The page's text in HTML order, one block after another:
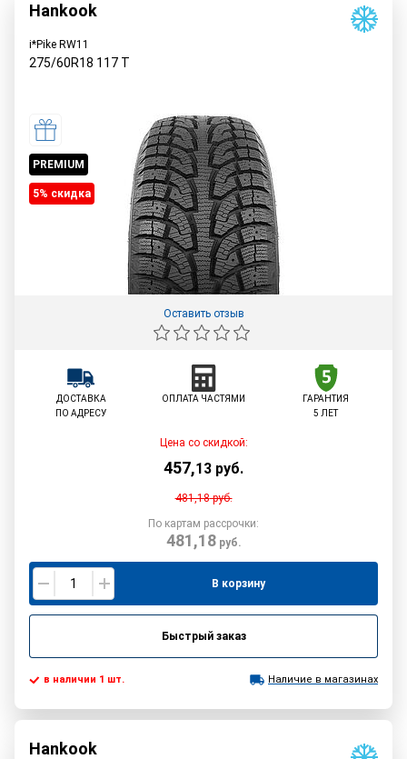
Hankook
i*Pike RW11
275/60R18 117 T
PREMIUM
5% cкидка
Оставить отзыв
ДОСТАВКА
ПО АДРЕСУ
ОПЛАТА ЧАСТЯМИ
ГАРАНТИЯ
5 ЛЕТ
Цена со скидкой:
457,13 руб.
481,18руб.
По картам рассрочки:
481,18руб.
В корзину
Быстрый заказ
в наличии 1 шт. Наличие в магазинах
Hankook